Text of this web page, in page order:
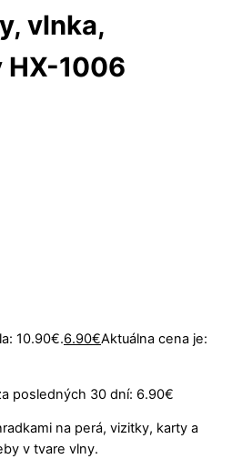
vlnka,
HX-1006
10.90€.6.90€Aktuálna cena je:
posledných 30 dní: 6.90€
na perá, vizitky, karty a
v tvare vlny.